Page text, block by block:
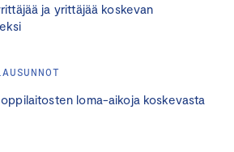
ja yrittäjää koskevan
loma-aikoja koskevasta